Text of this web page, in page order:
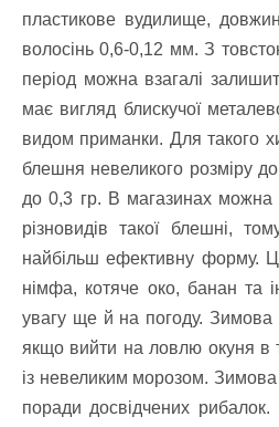
пластикове вудилище,
волосінь 0,6-0,12 мм. З
період можна взагалі
має вигляд блискучої
видом приманки. Для такого
блешня невеликого розміру
до 0,3 гр. В магазинах можна
різновидів такої блешні,
найбільш ефективну форму.
німфа, котяче око, банан та
увагу ще й на погоду. Зимова
якщо вийти на ловлю окуня в
із невеликим морозом.
поради досвідчених